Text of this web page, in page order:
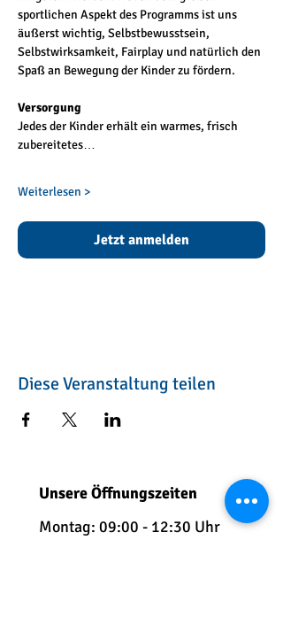
sportlichen Aspekt des Programms ist uns
äußerst wichtig, Selbstbewusstsein,
Selbstwirksamkeit, Fairplay und natürlich den
Spaß an Bewegung der Kinder zu fördern.
Versorgung
Jedes der Kinder erhält ein warmes, frisch
zubereitetes…
Weiterlesen >
Jetzt anmelden
Diese Veranstaltung teilen
Unsere Öffnungszeiten
Montag: 09:00 - 12:30 Uhr